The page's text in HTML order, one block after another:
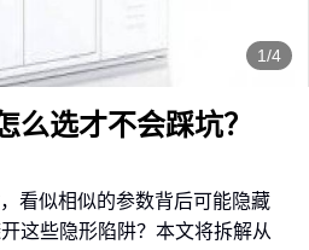
1/4
么选才不会踩坑？
看似相似的参数背后可能隐藏
这些隐形陷阱？本文将拆解从